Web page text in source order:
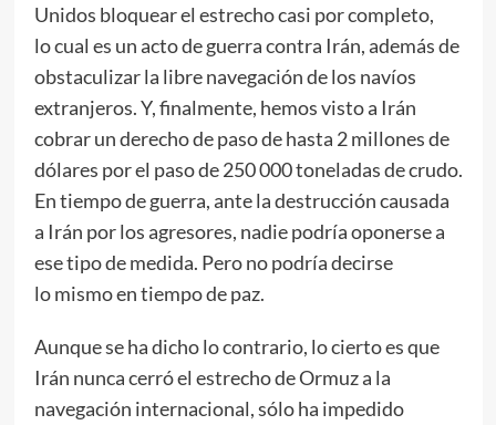
Unidos bloquear el estrecho casi por completo,
lo cual es un acto de guerra contra Irán, además de
obstaculizar la libre navegación de los navíos
extranjeros. Y, finalmente, hemos visto a Irán
cobrar un derecho de paso de hasta 2 millones de
dólares por el paso de 250 000 toneladas de crudo.
En tiempo de guerra, ante la destrucción causada
a Irán por los agresores, nadie podría oponerse a
ese tipo de medida. Pero no podría decirse
lo mismo en tiempo de paz.
Aunque se ha dicho lo contrario, lo cierto es que
Irán nunca cerró el estrecho de Ormuz a la
navegación internacional, sólo ha impedido